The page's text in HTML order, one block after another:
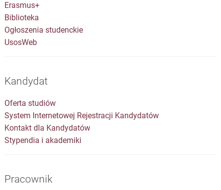
Erasmus+
Biblioteka
Ogłoszenia studenckie
UsosWeb
Kandydat
Oferta studiów
System Internetowej Rejestracji Kandydatów
Kontakt dla Kandydatów
Stypendia i akademiki
Pracownik